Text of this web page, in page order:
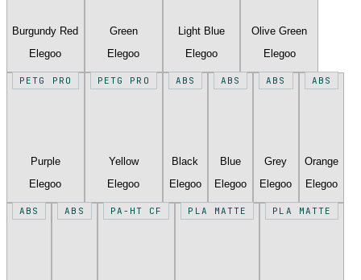
Burgundy Red
Elegoo
Green
Elegoo
Light Blue
Elegoo
Olive Green
Elegoo
PETG PRO
Purple
Elegoo
PETG PRO
Yellow
Elegoo
ABS
Black
Elegoo
ABS
Blue
Elegoo
ABS
Grey
Elegoo
ABS
Orange
Elegoo
ABS ABS PA-HT CF PLA MATTE PLA MATTE